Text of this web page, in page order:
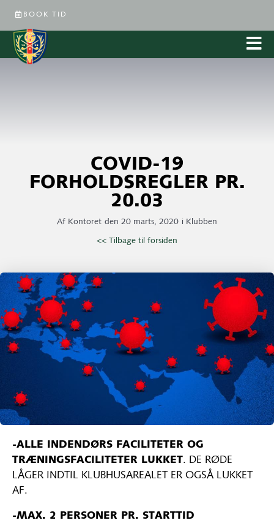
BOOK TID
COVID-19
FORHOLDSREGLER PR.
20.03
Af Kontoret den 20 marts, 2020 i Klubben
<< Tilbage til forsiden
-ALLE INDENDØRS FACILITETER OG
TRÆNINGSFACILITETER LUKKET. DE RØDE
LÅGER INDTIL KLUBHUSAREALET ER OGSÅ LUKKET
AF.
-MAX. 2 PERSONER PR. STARTTID